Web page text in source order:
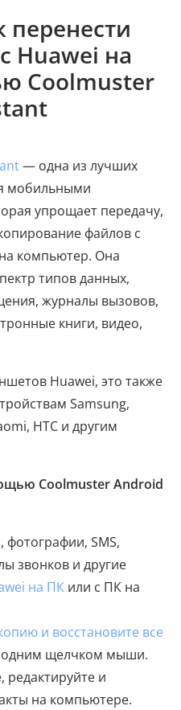
перенести
Huawei на
Coolmuster
— одна из лучших
мобильными
упрощает передачу,
файлов с
компьютер. Она
типов данных,
журналы вызовов,
книги, видео,
Huawei, это также
Samsung,
HTC и другим
Coolmuster Android
фотографии, SMS,
звонков и другие
на ПК или с ПК на
и восстановите все
щелчком мыши.
редактируйте и
на компьютере.